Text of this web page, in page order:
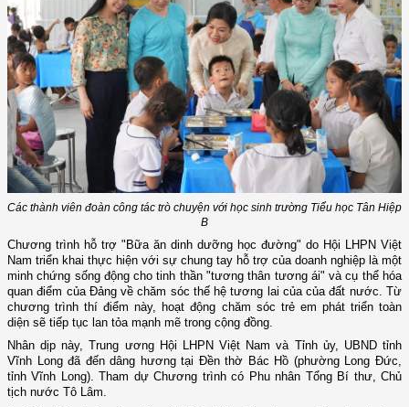
Các thành viên đoàn công tác trò chuyện với học sinh trường Tiểu học Tân Hiệp
B
Chương trình hỗ trợ "Bữa ăn dinh dưỡng học đường" do Hội LHPN Việt
Nam triển khai thực hiện với sự chung tay hỗ trợ của doanh nghiệp là một
minh chứng sống động cho tinh thần "tương thân tương ái" và cụ thể hóa
quan điểm của Đảng về chăm sóc thế hệ tương lai của của đất nước. Từ
chương trình thí điểm này, hoạt động chăm sóc trẻ em phát triển toàn
diện sẽ tiếp tục lan tỏa mạnh mẽ trong cộng đồng.
Nhân dịp này, Trung ương Hội LHPN Việt Nam và Tỉnh ủy, UBND tỉnh
Vĩnh Long đã đến dâng hương tại Đền thờ Bác Hồ (phường Long Đức,
tỉnh Vĩnh Long). Tham dự Chương trình có Phu nhân Tổng Bí thư, Chủ
tịch nước Tô Lâm.